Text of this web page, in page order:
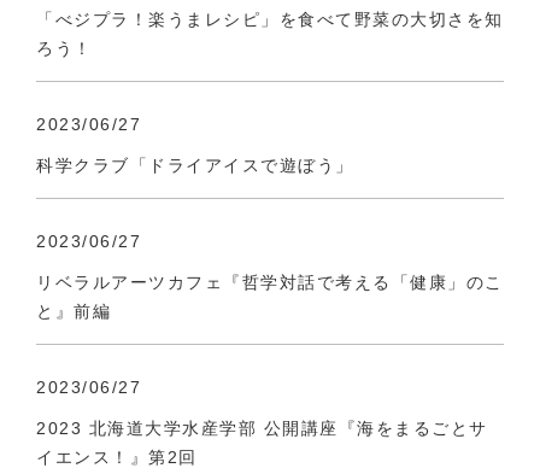
「べジプラ！楽うまレシピ」を食べて野菜の大切さを知
ろう！
2023/06/27
科学クラブ「ドライアイスで遊ぼう」
2023/06/27
リベラルアーツカフェ『哲学対話で考える「健康」のこ
と』前編
2023/06/27
2023 北海道大学水産学部 公開講座『海をまるごとサ
イエンス！』第2回